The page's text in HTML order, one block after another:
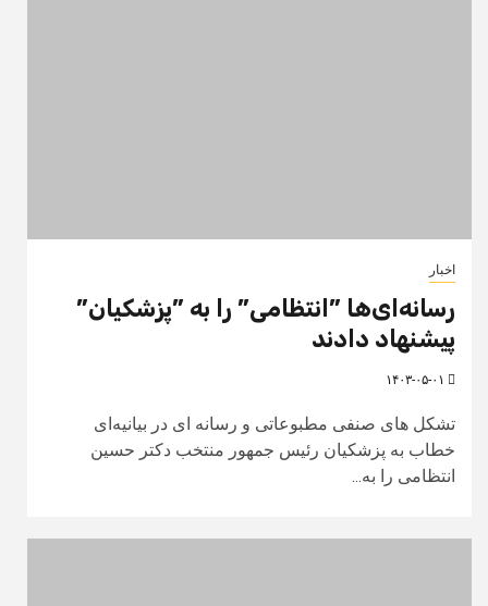
اخبار
رسانه‌ای‌ها ”انتظامی” را به ”پزشکیان”
پیشنهاد دادند
تشکل های صنفی مطبوعاتی و رسانه ای در بیانیه‌ای
خطاب به پزشکیان رئیس جمهور منتخب دکتر حسین
انتظامی را به...